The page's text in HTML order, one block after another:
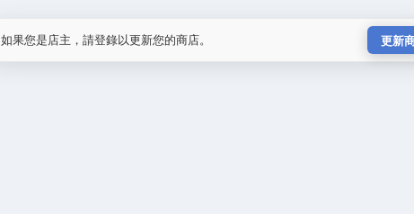
如果您是店主，請登錄以更新您的商店。 更新